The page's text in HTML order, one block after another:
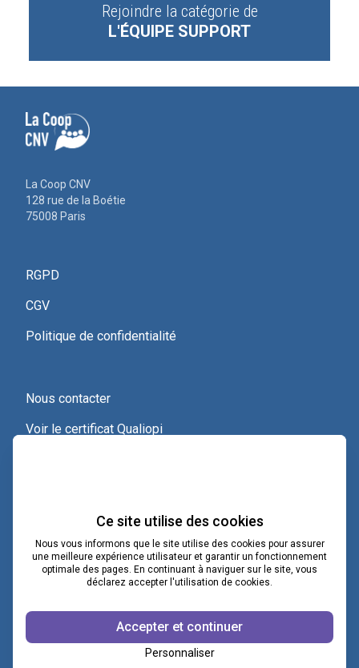
Rejoindre la catégorie de
L'ÉQUIPE SUPPORT
La Coop CNV
128 rue de la Boétie
75008 Paris
RGPD
CGV
Politique de confidentialité
Nous contacter
Voir le certificat Qualiopi
contact@lacoopcnv.com
La page Linkedin de La Coop CNV
Notre chaîne Webikeo
Ce site utilise des cookies
Nous vous informons que le site utilise des cookies pour assurer
une meilleure expérience utilisateur et garantir un fonctionnement
optimale des pages. En continuant à naviguer sur le site, vous
déclarez accepter l'utilisation de cookies.
Accepter et continuer
Personnaliser